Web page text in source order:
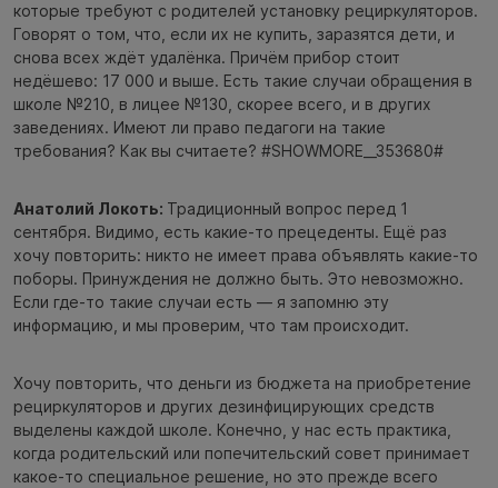
которые требуют с родителей установку рециркуляторов.
Говорят о том, что, если их не купить, заразятся дети, и
снова всех ждёт удалёнка. Причём прибор стоит
недёшево: 17 000 и выше. Есть такие случаи обращения в
школе №210, в лицее №130, скорее всего, и в других
заведениях. Имеют ли право педагоги на такие
требования? Как вы считаете? #SHOWMORE__353680#
Анатолий Локоть: Традиционный вопрос перед 1
сентября. Видимо, есть какие-то прецеденты. Ещё раз
хочу повторить: никто не имеет права объявлять какие-то
поборы. Принуждения не должно быть. Это невозможно.
Если где-то такие случаи есть — я запомню эту
информацию, и мы проверим, что там происходит.
Хочу повторить, что деньги из бюджета на приобретение
рециркуляторов и других дезинфицирующих средств
выделены каждой школе. Конечно, у нас есть практика,
когда родительский или попечительский совет принимает
какое-то специальное решение, но это прежде всего